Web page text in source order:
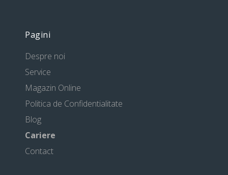
Pagini
Despre noi
Service
Magazin Online
Politica de Confidentialitate
Blog
Cariere
Contact